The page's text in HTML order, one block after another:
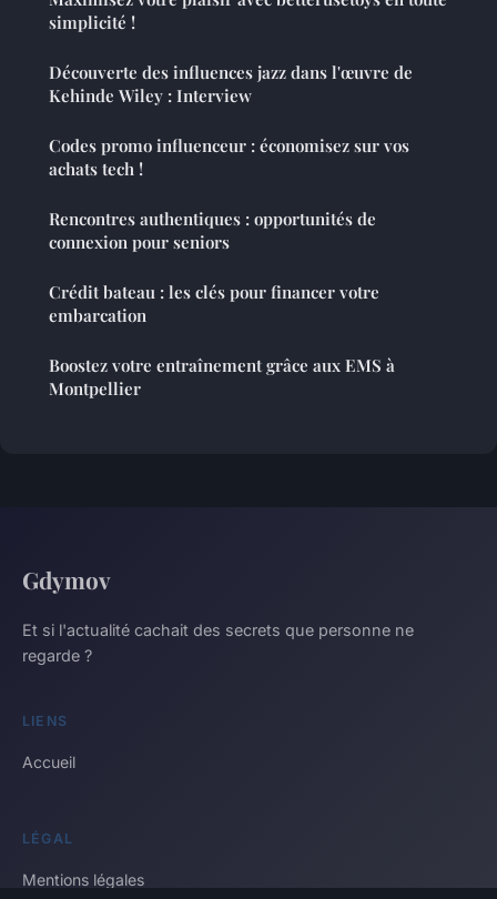
simplicité !
Découverte des influences jazz dans l'œuvre de
Kehinde Wiley : Interview
Codes promo influenceur : économisez sur vos
achats tech !
Rencontres authentiques : opportunités de
connexion pour seniors
Crédit bateau : les clés pour financer votre
embarcation
Boostez votre entraînement grâce aux EMS à
Montpellier
Gdymov
Et si l'actualité cachait des secrets que personne ne
regarde ?
LIENS
Accueil
LÉGAL
Mentions légales